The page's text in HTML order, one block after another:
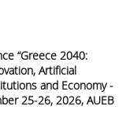
“Greece 2040:
Artificial
and Economy -
25-26, 2026, AUEB